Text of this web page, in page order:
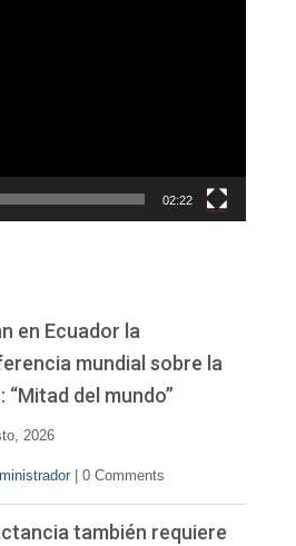
02:22
en Ecuador la
mundial sobre la
“Mitad del mundo”
2026
0 Comments
también requiere